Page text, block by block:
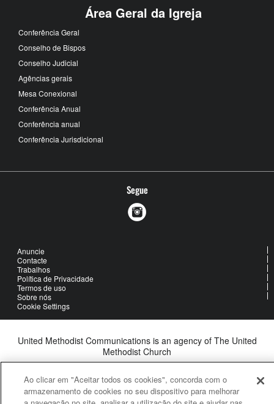
Área Geral da Igreja
Conferência Geral
Conselho de Bispos
Conselho Judicial
Agências gerais
Mesa Conexional
Conferência Anual
Conferência anual
Conferência Jurisdicional
Segue
Anuncie
Contacte
Trabalhos
Política de Privacidade
Termos de uso
Sobre nós
Cookie Settings
United Methodist Communications is an agency of The United
Methodist Church
©2026United Methodist Communications. All Rights Reserved
Ao clicar em "Aceitar todos os cookies", concorda com o
armazenamento de cookies no seu dispositivo para melhorar